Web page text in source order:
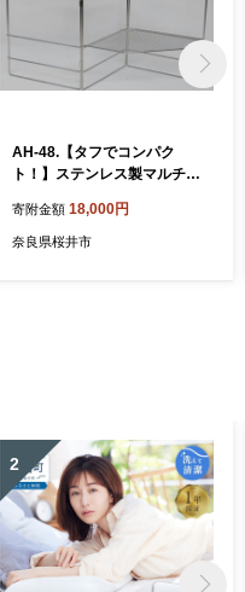
AH-48.【タフでコンパク
ト！】ステンレス製マルチス
三つ折り式
寄附金額 18,000円
奈良県桜井市
2